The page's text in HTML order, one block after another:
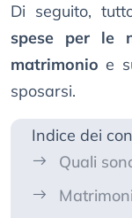
Di seguito,
spese per le
matrimonio e
sposarsi.
Indice dei
Quali